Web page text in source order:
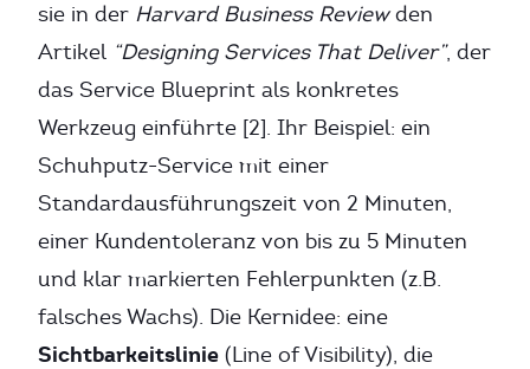
sie in der Harvard Business Reviewden
Artikel “Designing Services That Deliver”, der
das Service Blueprint als konkretes
Werkzeug einführte [2]. Ihr Beispiel: ein
Schuhputz-Service mit einer
Standardausführungszeit von 2 Minuten,
einer Kundentoleranz von bis zu 5 Minuten
und klar markierten Fehlerpunkten (z.B.
falsches Wachs). Die Kernidee: eine
Sichtbarkeitslinie (Line of Visibility), die